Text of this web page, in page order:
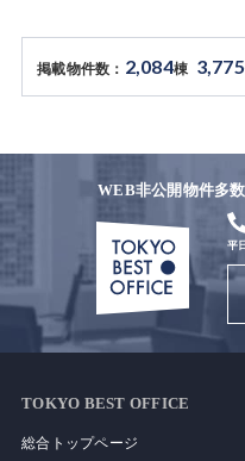
掲載物件数： 2,084棟 3,775
WEB非公開物件多
平
TOKYO BEST OFFICE
総合トップページ